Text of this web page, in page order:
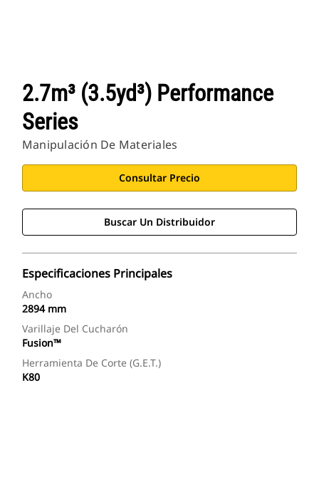
2.7m³ (3.5yd³) Performance
Series
Manipulación De Materiales
Consultar Precio
Buscar Un Distribuidor
Especificaciones Principales
Ancho
2894 mm
Varillaje Del Cucharón
Fusion™
Herramienta De Corte (G.E.T.)
K80